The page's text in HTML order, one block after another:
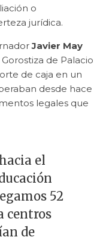
o
jurídica.
Javier May
de Palacio
de caja en un
desde hace
legales que
el
52
centros
de